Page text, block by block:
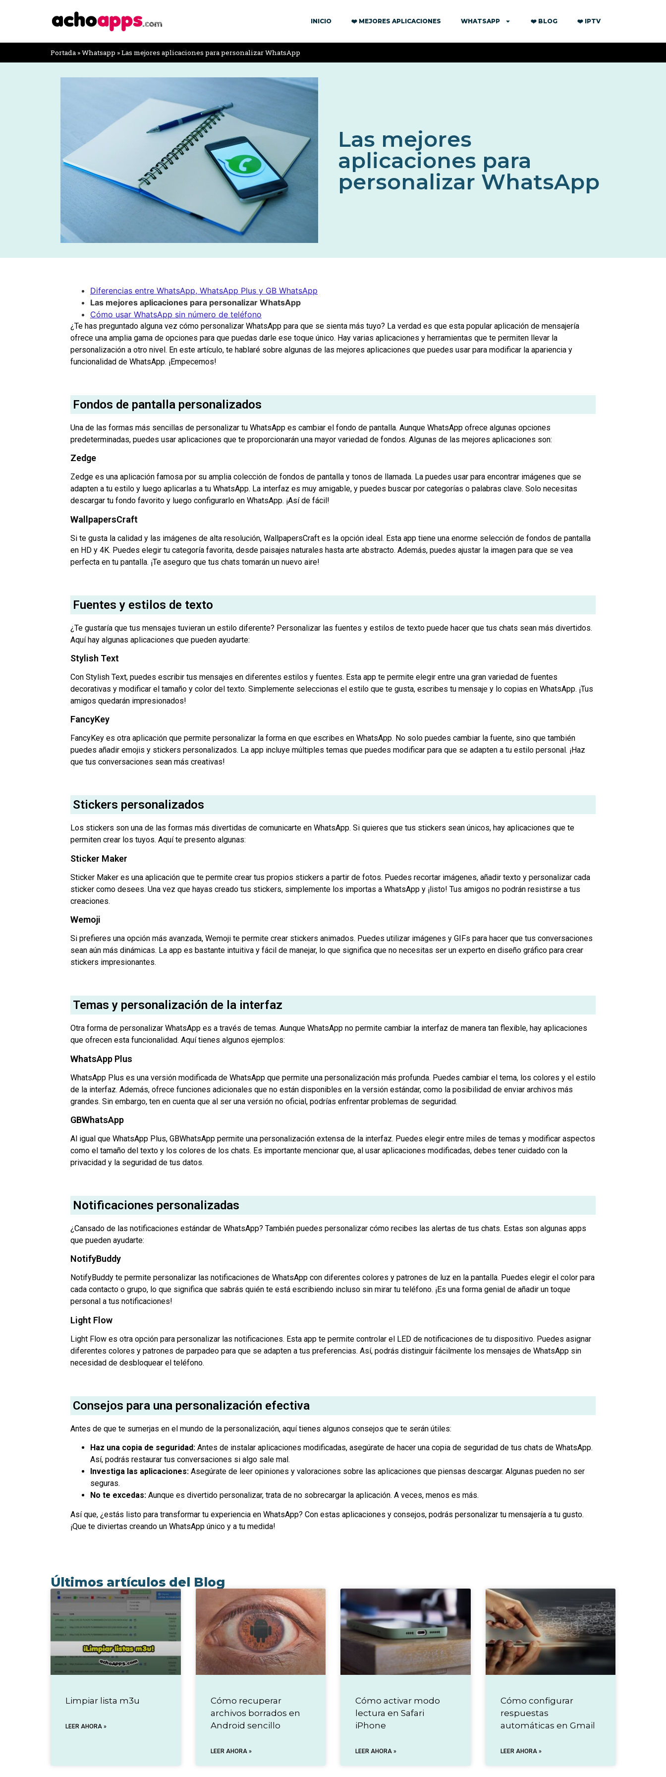
INICIO ❤️ MEJORES APLICACIONES WHATSAPP ❤️ BLOG ❤️ IPTV
Portada »Whatsapp »Las mejores aplicaciones para personalizar WhatsApp
Las mejores
aplicaciones para
personalizar WhatsApp
Diferencias entre WhatsApp, WhatsApp Plus y GB WhatsApp
Las mejores aplicaciones para personalizar WhatsApp
Cómo usar WhatsApp sin número de teléfono
¿Te has preguntado alguna vez cómo personalizar WhatsApp para que se sienta más tuyo? La verdad es que esta popular aplicación de mensajería
ofrece una amplia gama de opciones para que puedas darle ese toque único. Hay varias aplicaciones y herramientas que te permiten llevar la
personalización a otro nivel. En este artículo, te hablaré sobre algunas de las mejores aplicaciones que puedes usar para modificar la apariencia y
funcionalidad de WhatsApp. ¡Empecemos!
Fondos de pantalla personalizados
Una de las formas más sencillas de personalizar tu WhatsApp es cambiar el fondo de pantalla. Aunque WhatsApp ofrece algunas opciones
predeterminadas, puedes usar aplicaciones que te proporcionarán una mayor variedad de fondos. Algunas de las mejores aplicaciones son:
Zedge
Zedge es una aplicación famosa por su amplia colección de fondos de pantalla y tonos de llamada. La puedes usar para encontrar imágenes que se
adapten a tu estilo y luego aplicarlas a tu WhatsApp. La interfaz es muy amigable, y puedes buscar por categorías o palabras clave. Solo necesitas
descargar tu fondo favorito y luego configurarlo en WhatsApp. ¡Así de fácil!
WallpapersCraft
Si te gusta la calidad y las imágenes de alta resolución, WallpapersCraft es la opción ideal. Esta app tiene una enorme selección de fondos de pantalla
en HD y 4K. Puedes elegir tu categoría favorita, desde paisajes naturales hasta arte abstracto. Además, puedes ajustar la imagen para que se vea
perfecta en tu pantalla. ¡Te aseguro que tus chats tomarán un nuevo aire!
Fuentes y estilos de texto
¿Te gustaría que tus mensajes tuvieran un estilo diferente? Personalizar las fuentes y estilos de texto puede hacer que tus chats sean más divertidos.
Aquí hay algunas aplicaciones que pueden ayudarte:
Stylish Text
Con Stylish Text, puedes escribir tus mensajes en diferentes estilos y fuentes. Esta app te permite elegir entre una gran variedad de fuentes
decorativas y modificar el tamaño y color del texto. Simplemente seleccionas el estilo que te gusta, escribes tu mensaje y lo copias en WhatsApp. ¡Tus
amigos quedarán impresionados!
FancyKey
FancyKey es otra aplicación que permite personalizar la forma en que escribes en WhatsApp. No solo puedes cambiar la fuente, sino que también
puedes añadir emojis y stickers personalizados. La app incluye múltiples temas que puedes modificar para que se adapten a tu estilo personal. ¡Haz
que tus conversaciones sean más creativas!
Stickers personalizados
Los stickers son una de las formas más divertidas de comunicarte en WhatsApp. Si quieres que tus stickers sean únicos, hay aplicaciones que te
permiten crear los tuyos. Aquí te presento algunas:
Sticker Maker
Sticker Maker es una aplicación que te permite crear tus propios stickers a partir de fotos. Puedes recortar imágenes, añadir texto y personalizar cada
sticker como desees. Una vez que hayas creado tus stickers, simplemente los importas a WhatsApp y ¡listo! Tus amigos no podrán resistirse a tus
creaciones.
Wemoji
Si prefieres una opción más avanzada, Wemoji te permite crear stickers animados. Puedes utilizar imágenes y GIFs para hacer que tus conversaciones
sean aún más dinámicas. La app es bastante intuitiva y fácil de manejar, lo que significa que no necesitas ser un experto en diseño gráfico para crear
stickers impresionantes.
Temas y personalización de la interfaz
Otra forma de personalizar WhatsApp es a través de temas. Aunque WhatsApp no permite cambiar la interfaz de manera tan flexible, hay aplicaciones
que ofrecen esta funcionalidad. Aquí tienes algunos ejemplos:
WhatsApp Plus
WhatsApp Plus es una versión modificada de WhatsApp que permite una personalización más profunda. Puedes cambiar el tema, los colores y el estilo
de la interfaz. Además, ofrece funciones adicionales que no están disponibles en la versión estándar, como la posibilidad de enviar archivos más
grandes. Sin embargo, ten en cuenta que al ser una versión no oficial, podrías enfrentar problemas de seguridad.
GBWhatsApp
Al igual que WhatsApp Plus, GBWhatsApp permite una personalización extensa de la interfaz. Puedes elegir entre miles de temas y modificar aspectos
como el tamaño del texto y los colores de los chats. Es importante mencionar que, al usar aplicaciones modificadas, debes tener cuidado con la
privacidad y la seguridad de tus datos.
Notificaciones personalizadas
¿Cansado de las notificaciones estándar de WhatsApp? También puedes personalizar cómo recibes las alertas de tus chats. Estas son algunas apps
que pueden ayudarte:
NotifyBuddy
NotifyBuddy te permite personalizar las notificaciones de WhatsApp con diferentes colores y patrones de luz en la pantalla. Puedes elegir el color para
cada contacto o grupo, lo que significa que sabrás quién te está escribiendo incluso sin mirar tu teléfono. ¡Es una forma genial de añadir un toque
personal a tus notificaciones!
Light Flow
Light Flow es otra opción para personalizar las notificaciones. Esta app te permite controlar el LED de notificaciones de tu dispositivo. Puedes asignar
diferentes colores y patrones de parpadeo para que se adapten a tus preferencias. Así, podrás distinguir fácilmente los mensajes de WhatsApp sin
necesidad de desbloquear el teléfono.
Consejos para una personalización efectiva
Antes de que te sumerjas en el mundo de la personalización, aquí tienes algunos consejos que te serán útiles:
Haz una copia de seguridad: Antes de instalar aplicaciones modificadas, asegúrate de hacer una copia de seguridad de tus chats de WhatsApp.
Así, podrás restaurar tus conversaciones si algo sale mal.
Investiga las aplicaciones: Asegúrate de leer opiniones y valoraciones sobre las aplicaciones que piensas descargar. Algunas pueden no ser
seguras.
No te excedas: Aunque es divertido personalizar, trata de no sobrecargar la aplicación. A veces, menos es más.
Así que, ¿estás listo para transformar tu experiencia en WhatsApp? Con estas aplicaciones y consejos, podrás personalizar tu mensajería a tu gusto.
¡Que te diviertas creando un WhatsApp único y a tu medida!
Últimos artículos del Blog
Limpiar lista m3u
LEER AHORA »
Cómo recuperar
archivos borrados en
Android sencillo
LEER AHORA »
Cómo activar modo
lectura en Safari
iPhone
LEER AHORA »
Cómo configurar
respuestas
automáticas en Gmail
LEER AHORA »